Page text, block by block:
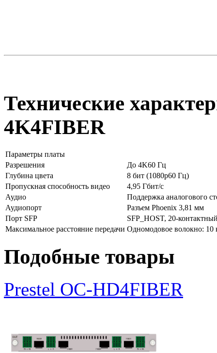
Технические
4K4FIBER
Параметры платы
Разрешения
До 4K60 Гц
Глубина цвета
8 бит (1080р60 Гц)
Пропускная способность видео
4,95 Гбит/с
Аудио
Поддержка аналогового
Аудиопорт
Разъем Phoenix 3,81 мм
Порт SFP
SFP_HOST, 20-
Максимальное расстояние передачи Одномодовое волокно: 10
Подобные товары
Prestel OC-HD4FIBER